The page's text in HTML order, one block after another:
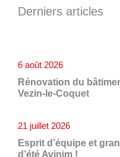
Derniers articles
Rénovation du
Vezin-le-Coquet
6 août 2026
Esprit d’équipe et
d’été Avinim !
21 juillet 2026